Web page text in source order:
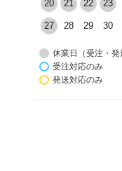
20 21 22 23
27 28 29 30
休業日（受注・発
受注対応のみ
発送対応のみ